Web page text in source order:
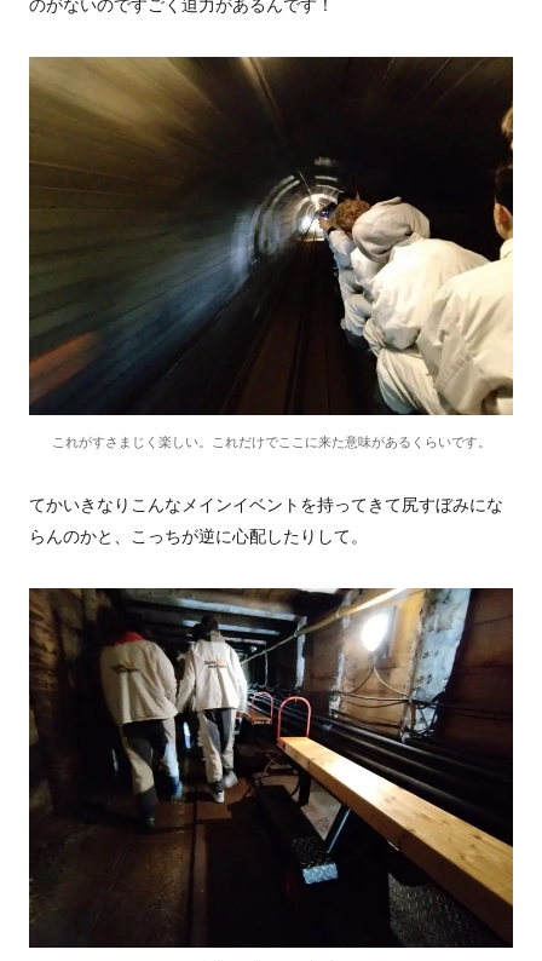
のがないのですごく迫力があるんです！
これがすさまじく楽しい。これだけでここに来た意味があるくらいです。
てかいきなりこんなメインイベントを持ってきて尻すぼみにな
らんのかと、こっちが逆に心配したりして。